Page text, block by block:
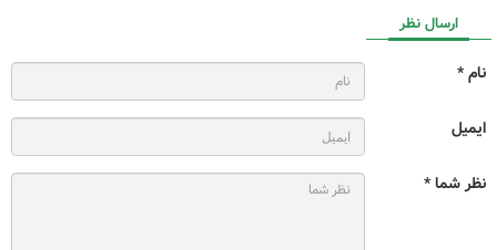
ارسال نظر
نام *
ایمیل
نظر شما *